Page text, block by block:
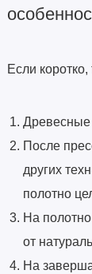
Если
Древесные
После
других
полотно
На
от
На